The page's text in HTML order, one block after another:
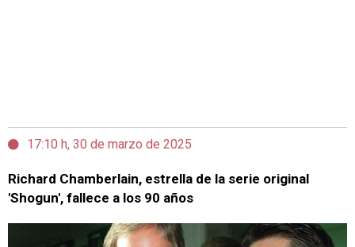
17:10 h, 30 de marzo de 2025
Richard Chamberlain, estrella de la serie original
'Shogun', fallece a los 90 años